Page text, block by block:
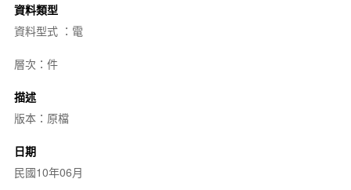
資料類型
資料型式 ：電
層次：件
描述
版本：原檔
日期
民國10年06月